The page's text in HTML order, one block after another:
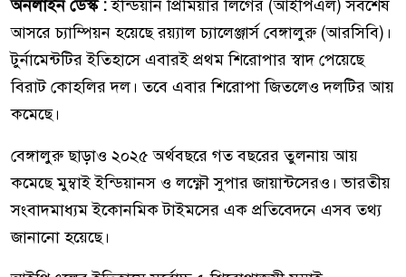
অনলাইন ডেস্ক :ইন্ডিয়ান প্রিমিয়ার লিগের (আইপিএল) সর্বশেষ
আসরে চ্যাম্পিয়ন হয়েছে রয়্যাল চ্যালেঞ্জার্স বেঙ্গালুরু (আরসিবি)।
টুর্নামেন্টটির ইতিহাসে এবারই প্রথম শিরোপার স্বাদ পেয়েছে
বিরাট কোহলির দল। তবে এবার শিরোপা জিতলেও দলটির আয়
কমেছে।
বেঙ্গালুরু ছাড়াও ২০২৫ অর্থবছরে গত বছরের তুলনায় আয়
কমেছে মুম্বাই ইন্ডিয়ানস ও লক্ষ্ণৌ সুপার জায়ান্টসেরও। ভারতীয়
সংবাদমাধ্যম ইকোনমিক টাইমসের এক প্রতিবেদনে এসব তথ্য
জানানো হয়েছে।